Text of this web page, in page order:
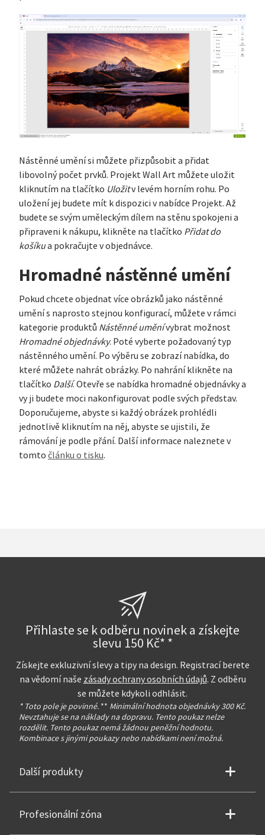
Nástěnné umění si můžete přizpůsobit a přidat
libovolný počet prvků. Projekt Wall Art můžete uložit
kliknutím na tlačítko Uložitv levém horním rohu. Po
uložení jej budete mít k dispozici v nabídce Projekt. Až
budete se svým uměleckým dílem na stěnu spokojeni a
připraveni k nákupu, klikněte na tlačítko Přidat do
košíkua pokračujte v objednávce.
Hromadné nástěnné umění
Pokud chcete objednat více obrázků jako nástěnné
umění s naprosto stejnou konfigurací, můžete v rámci
kategorie produktů Nástěnné uměnívybrat možnost
Hromadné objednávky. Poté vyberte požadovaný typ
nástěnného umění. Po výběru se zobrazí nabídka, do
které můžete nahrát obrázky. Po nahrání klikněte na
tlačítko Další. Otevře se nabídka hromadné objednávky a
vy ji budete moci nakonfigurovat podle svých představ.
Doporučujeme, abyste si každý obrázek prohlédli
jednotlivě kliknutím na něj, abyste se ujistili, že
rámování je podle přání. Další informace naleznete v
tomto článku o tisku.
Přihlaste se k odběru novinek a získejte
slevu 150 Kč* *
Získejte exkluzivní slevy a tipy na design. Registrací berete
na vědomí naše zásady ochrany osobních údajů. Z odběru
se můžete kdykoli odhlásit.
* Toto pole je povinné. ** Minimální hodnota objednávky 300 Kč.
Nevztahuje se na náklady na dopravu. Tento poukaz nelze
rozdělit. Tento poukaz nemá žádnou peněžní hodnotu.
Kombinace s jinými poukazy nebo nabídkami není možná.
Další produkty
Profesionální zóna